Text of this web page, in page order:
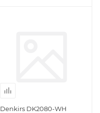
Denkirs DK2080-WH